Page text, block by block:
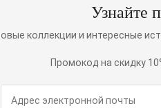
Узнайте
коллекции и интересные
Промокод на скидку